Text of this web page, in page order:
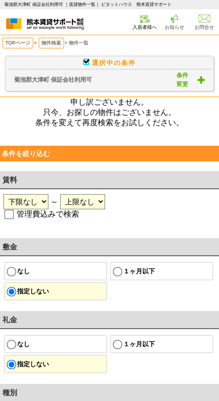
菊池郡大津町 保証会社利用可 ｜賃貸物件一覧｜ ピタットハウス 熊本賃貸サポート
入居者様へ お知らせ お問合せ
TOPページ > 物件検索 > 物件一覧
選択中の条件
菊池郡大津町 保証会社利用可
条件
変更
申し訳ございません。
只今、お探しの物件はございません。
条件を変えて再度検索をお試しください。
条件を絞り込む
賃料
～
管理費込みで検索
敷金
なし １ヶ月以下
指定しない
礼金
なし １ヶ月以下
指定しない
種別